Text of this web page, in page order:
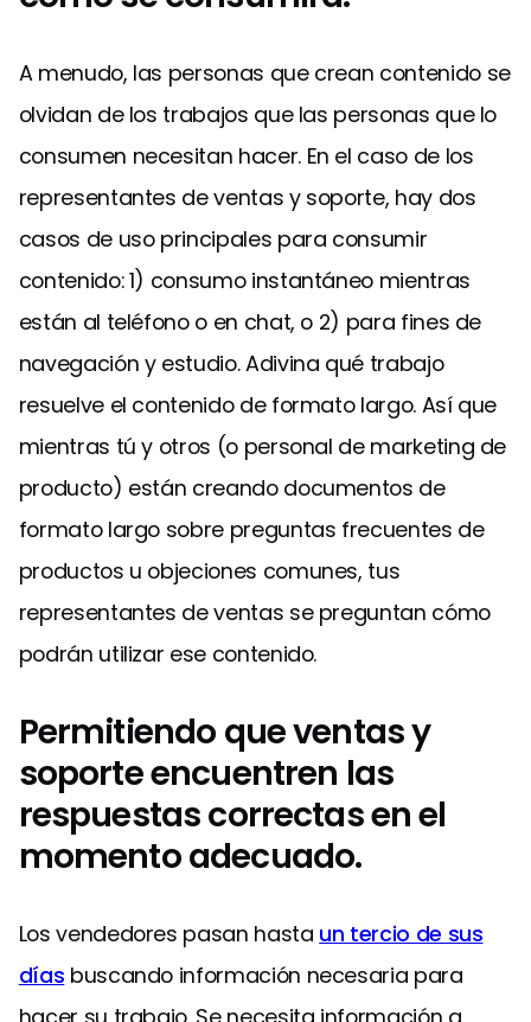
A menudo, las personas que crean contenido se
olvidan de los trabajos que las personas que lo
consumen necesitan hacer. En el caso de los
representantes de ventas y soporte, hay dos
casos de uso principales para consumir
contenido: 1) consumo instantáneo mientras
están al teléfono o en chat, o 2) para fines de
navegación y estudio. Adivina qué trabajo
resuelve el contenido de formato largo. Así que
mientras tú y otros (o personal de marketing de
producto) están creando documentos de
formato largo sobre preguntas frecuentes de
productos u objeciones comunes, tus
representantes de ventas se preguntan cómo
podrán utilizar ese contenido.
Permitiendo que ventas y
soporte encuentren las
respuestas correctas en el
momento adecuado.
Los vendedores pasan hasta un tercio de sus
días buscando información necesaria para